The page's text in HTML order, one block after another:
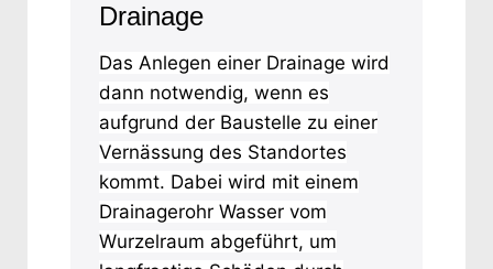
Drainage
Das Anlegen einer Drainage wird
dann notwendig, wenn es
aufgrund der Baustelle zu einer
Vernässung des Standortes
kommt. Dabei wird mit einem
Drainagerohr Wasser vom
Wurzelraum abgeführt, um